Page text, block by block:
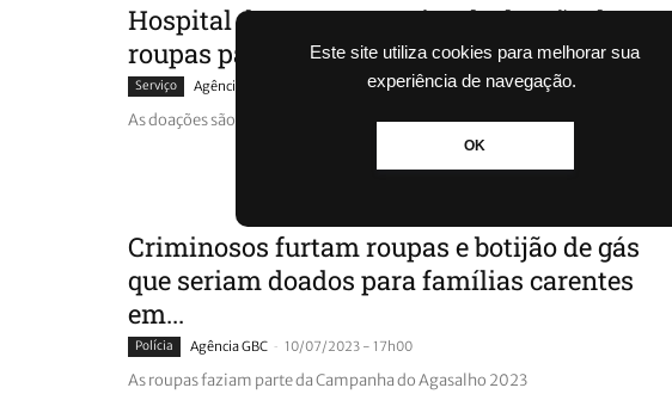
Este site utiliza cookies para melhorar sua
experiência de navegação.
OK
Hospital de Canoas precisa de doação de
roupas para recém-nascidos
Serviço Agência GBC 10/07/2023 - 17h16
As doações são e direcionadas para as mães em vulnerabilidade social
Criminosos furtam roupas e botijão de gás
que seriam doados para famílias carentes
em...
Polícia Agência GBC - 10/07/2023 - 17h00
As roupas faziam parte da Campanha do Agasalho 2023